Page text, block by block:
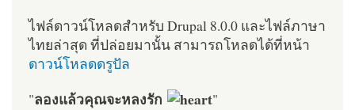
ไฟล์ดาวน์โหลดสำหรับ Drupal 8.0.0 และไฟล์ภาษา
ไทยล่าสุด ที่ปล่อยมานั้น สามารถโหลดได้ที่หน้า
ดาวน์โหลดดรูปัล
"ลองแล้วคุณจะหลงรัก "